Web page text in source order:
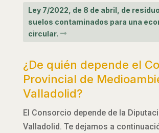
Ley 7/2022, de 8 de abril, de
suelos contaminados para una
circular.
¿De quién depende el
Provincial de
Valladolid?
El Consorcio depende de la
Valladolid. Te dejamos a